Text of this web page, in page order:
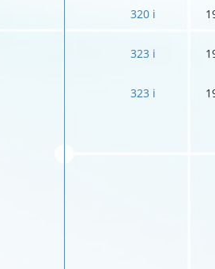
320 i
323 i
323 i